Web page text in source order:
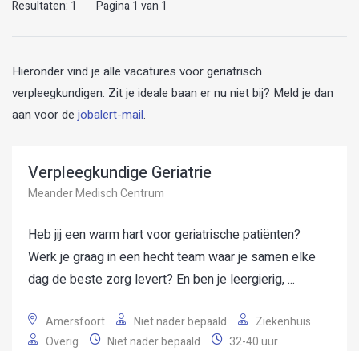
Resultaten: 1 Pagina1 van 1
Hieronder vind je alle vacatures voor geriatrisch
verpleegkundigen. Zit je ideale baan er nu niet bij? Meld je dan
aan voor de jobalert-mail.
Verpleegkundige Geriatrie
Meander Medisch Centrum
Heb jij een warm hart voor geriatrische patiënten?
Werk je graag in een hecht team waar je samen elke
dag de beste zorg levert? En ben je leergierig, ...
Amersfoort Niet nader bepaald
Ziekenhuis
Overig
Niet nader bepaald
32-40 uur